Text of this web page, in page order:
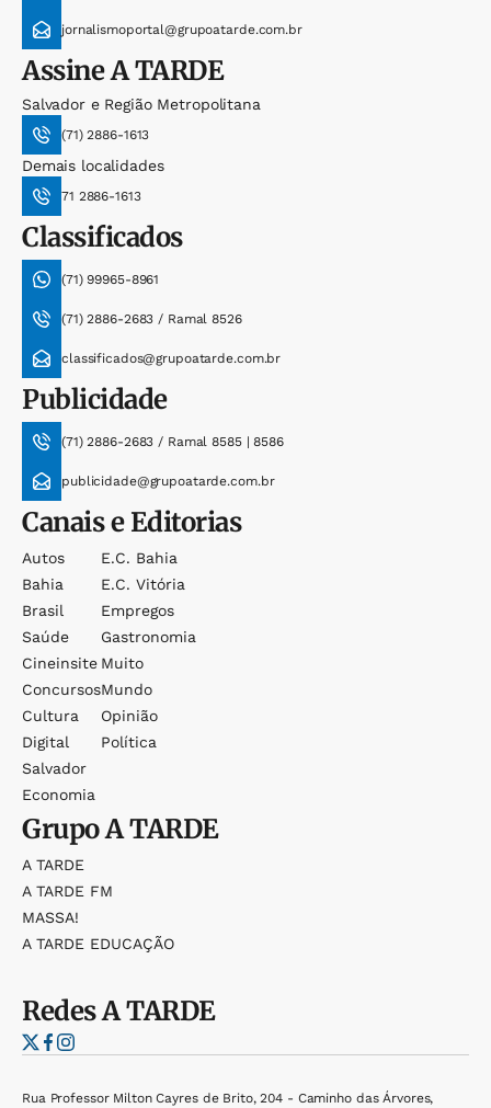
jornalismoportal@grupoatarde.com.br
AssineA TARDE
Salvador e Região Metropolitana
(71) 2886-1613
Demais localidades
71 2886-1613
Classificados
(71) 99965-8961
(71) 2886-2683 / Ramal 8526
classificados@grupoatarde.com.br
Publicidade
(71) 2886-2683 / Ramal 8585 | 8586
publicidade@grupoatarde.com.br
Canais e Editorias
Autos
Bahia
Brasil
Saúde
Cineinsite
Concursos
Cultura
Digital
Salvador
Economia
E.c. Bahia
E.c. Vitória
Empregos
Gastronomia
Muito
Mundo
Opinião
Política
GrupoA TARDE
A TARDE
A TARDE FM
MASSA!
A TARDE EDUCAÇÃO
RedesA TARDE
Rua Professor Milton Cayres de Brito, 204 - Caminho das Árvores,